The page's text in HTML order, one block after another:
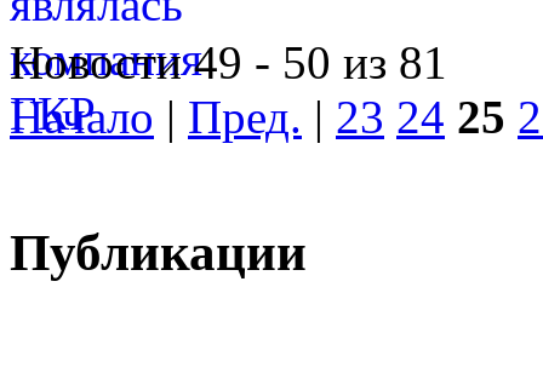
Новости 49 - 50 из 81
Начало | Пред. | 23 24 25
Публикации